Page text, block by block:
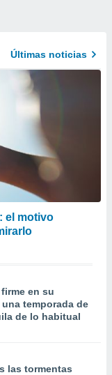
Últimas noticias
el motivo
en su
temporada de
de lo habitual
las tormentas